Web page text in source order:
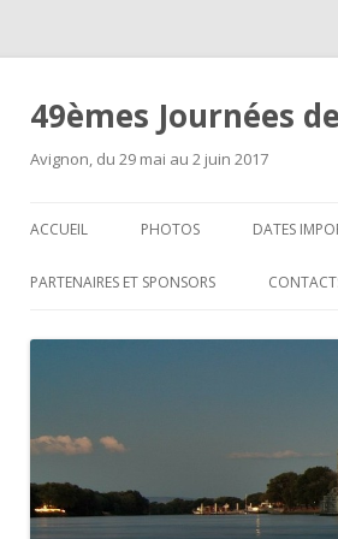
49èmes Journées
Avignon, du 29 mai au 2 juin 2017
ACCUEIL PHOTOS DATES
PARTENAIRES ET SPONSORS